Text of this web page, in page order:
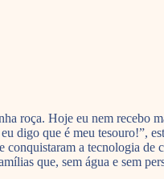
roça. Hoje eu nem recebo
digo que é meu tesouro!”,
a tecnologia de
que, sem água e sem